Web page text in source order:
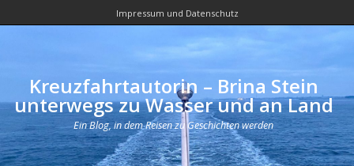
Impressum und Datenschutz
Kreuzfahrtautorin – Brina Stein
unterwegs zu Wasser und an Land
Ein Blog, in dem Reisen zu Geschichten werden